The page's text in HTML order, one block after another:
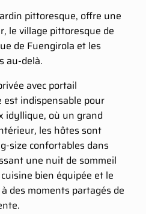
pittoresque, offre une
le village pittoresque de
de Fuengirola et les
au-delà.
avec portail
indispensable pour
idyllique, où un grand
les hôtes sont
size confortables dans
une nuit de sommeil
bien équipée et le
des moments partagés de